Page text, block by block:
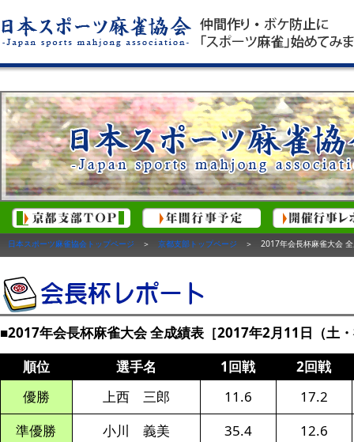
日本スポーツ麻雀協会トップページ ＞ 京都支部トップページ ＞ 2017年会長杯麻雀大会 全
■2017年会長杯麻雀大会 全成績表［2017年2月11日（土
順位
選手名 1回戦
2回戦
優勝
上西 三郎 11.6
17.2
準優勝
小川 義美 35.4
12.6